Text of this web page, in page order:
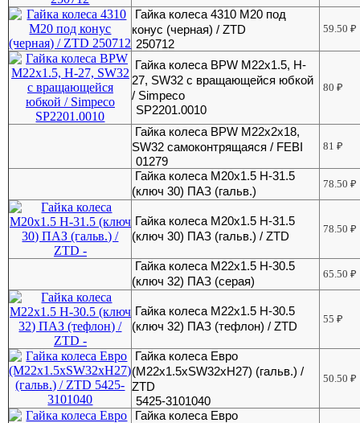
Гайка колеса 4310 М20 под
конус (черная) / ZTD
250712
59.50₽
Гайка колеса BPW М22х1.5, H-
27, SW32 с вращающейся юбкой
/ Simpeco
SP2201.0010
80₽
Гайка колеса BPW М22х2х18,
SW32 самоконтрящаяся / FEBI
01279
81₽
Гайка колеса M20x1.5 H-31.5
(ключ 30) ПАЗ (гальв.)
78.50₽
Гайка колеса M20x1.5 H-31.5
(ключ 30) ПАЗ (гальв.) / ZTD
78.50₽
Гайка колеса M22x1.5 H-30.5
(ключ 32) ПАЗ (серая)
65.50₽
Гайка колеса M22x1.5 H-30.5
(ключ 32) ПАЗ (тефлон) / ZTD
55₽
Гайка колеса Евро
(M22x1.5xSW32xH27) (гальв.) /
ZTD
5425-3101040
50.50₽
Гайка колеса Евро